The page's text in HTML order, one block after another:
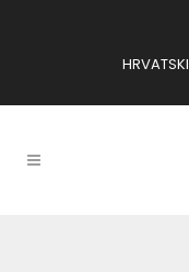
HRVATSKI